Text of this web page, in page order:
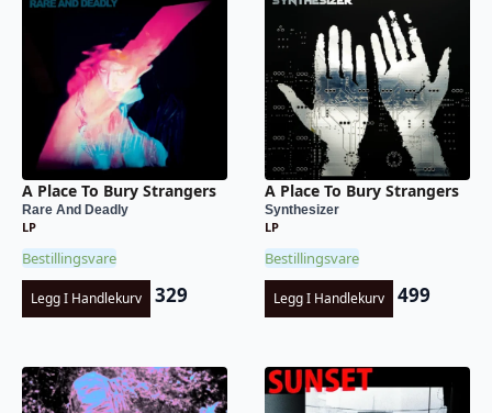
A Place To Bury Strangers
Rare And Deadly
LP
Bestillingsvare
Legg I Handlekurv 329
A Place To Bury Strangers
Synthesizer
LP
Bestillingsvare
Legg I Handlekurv 499